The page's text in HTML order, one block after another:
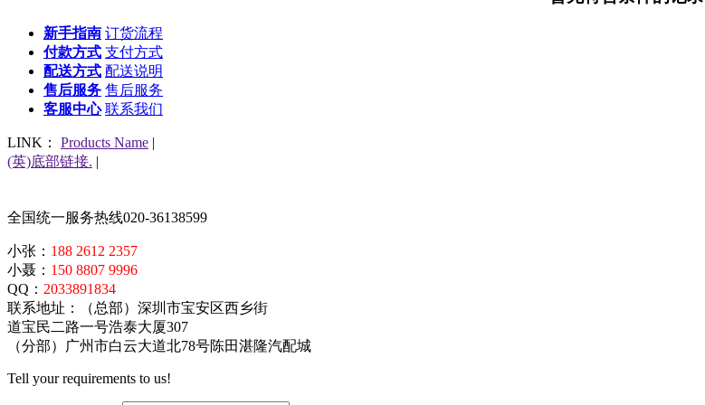
新手指南 订货流程
付款方式 支付方式
配送方式 配送说明
售后服务 售后服务
客服中心 联系我们
LINK： Products Name |
(英)底部链接. |
全国统一服务热线020-36138599
小张： 188 2612 2357
小聂： 150 8807 9996
QQ： 2033891834
联系地址：（总部）深圳市宝安区西乡街
道宝民二路一号浩泰大厦307
（分部）广州市白云大道北78号陈田湛隆汽配城
Tell your requirements to us!